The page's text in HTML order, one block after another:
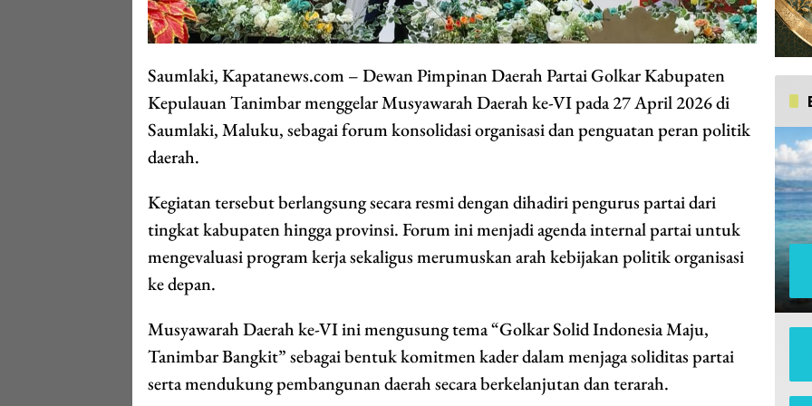
Saumlaki, Kapatanews.com – Dewan Pimpinan Daerah Partai Golkar Kabupaten
Kepulauan Tanimbar menggelar Musyawarah Daerah ke-VI pada 27 April 2026 di
Saumlaki, Maluku, sebagai forum konsolidasi organisasi dan penguatan peran politik
daerah.
Kegiatan tersebut berlangsung secara resmi dengan dihadiri pengurus partai dari
tingkat kabupaten hingga provinsi. Forum ini menjadi agenda internal partai untuk
mengevaluasi program kerja sekaligus merumuskan arah kebijakan politik organisasi
ke depan.
Musyawarah Daerah ke-VI ini mengusung tema “Golkar Solid Indonesia Maju,
Tanimbar Bangkit” sebagai bentuk komitmen kader dalam menjaga soliditas partai
serta mendukung pembangunan daerah secara berkelanjutan dan terarah.